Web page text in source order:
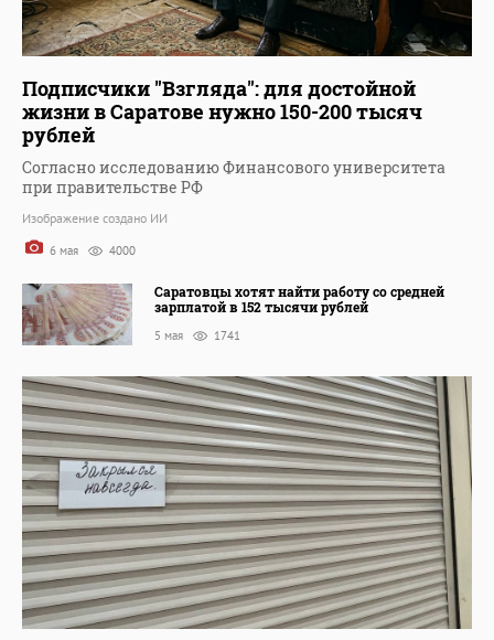
Подписчики "Взгляда": для достойной
жизни в Саратове нужно 150-200 тысяч
рублей
Согласно исследованию Финансового университета
при правительстве РФ
Изображение создано ИИ
6 мая 4000
Саратовцы хотят найти работу со средней
зарплатой в 152 тысячи рублей
5 мая 1741